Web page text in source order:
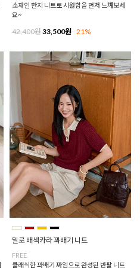
소재인 한지 니트로 시원함을 먼저 느껴보세
요~
42,400원33,500원 21%
밀로 배색카라 꽈배기 니트
FREE
클래식한 꽈배기 짜임으로 완성된 반팔 니트